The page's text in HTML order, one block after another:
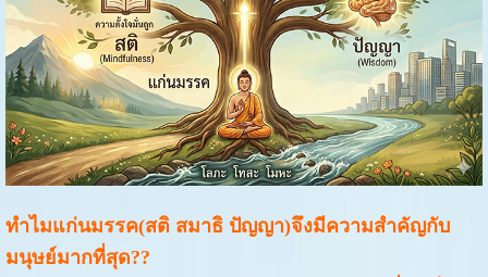
ทำไมแก่นมรรค(สติ สมาธิ ปัญญา)จึงมีความสำคัญกับ
มนุษย์มากที่สุด??